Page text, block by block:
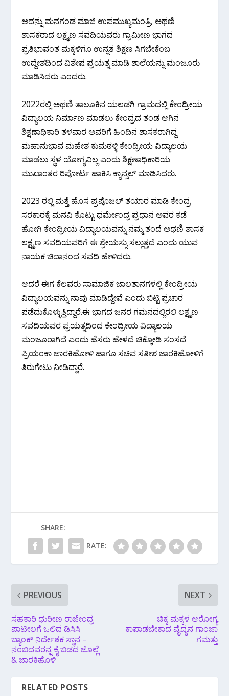
ಅದನ್ನು ಮನಗಂಡ ಮಾಜಿ ಉಪಮುಖ್ಯಮಂತ್ರಿ, ಅಥಣಿ
ಶಾಸಕರಾದ ಲಕ್ಷ್ಮಣ ಸವದಿಯವರು ಗ್ರಾಮೀಣ ಭಾಗದ
ಪ್ರತಿಭಾವಂತ ಮಕ್ಕಳಿಗೂ ಉನ್ನತ ಶಿಕ್ಷಣ ಸಿಗಬೇಕೆಂಬ
ಉದ್ದೇಶದಿಂದ ವಿಶೇಷ ಪ್ರಯತ್ನ ಮಾಡಿ ಶಾಲೆಯನ್ನು ಮಂಜೂರು
ಮಾಡಿಸಿದರು ಎಂದರು.
2022ರಲ್ಲಿ ಅಥಣಿ ತಾಲೂಕಿನ ಯಲಡಗಿ ಗ್ರಾಮದಲ್ಲಿ ಕೇಂದ್ರೀಯ
ವಿದ್ಯಾಲಯ ನಿರ್ಮಾಣ ಮಾಡಲು ಕೇಂದ್ರದ ತಂಡ ಆಗಿನ
ಶಿಕ್ಷಣಾಧಿಕಾರಿ ತಳವಾರ ಅವರಿಗೆ ಹಿಂದಿನ ಶಾಸಕರಾಗಿದ್ದ
ಮಹಾನುಭಾವ ಮಹೇಶ ಕುಮಠಳ್ಳಿ ಕೇಂದ್ರೀಯ ವಿದ್ಯಾಲಯ
ಮಾಡಲು ಸ್ಥಳ ಯೋಗ್ಯವಿಲ್ಲ ಎಂದು ಶಿಕ್ಷಣಾಧಿಕಾರಿಯ
ಮುಖಾಂತರ ರಿಪೋರ್ಟ ಹಾಕಿಸಿ ಕ್ಯಾನ್ಸಲ್ ಮಾಡಿಸಿದರು.
2023 ರಲ್ಲಿ ಮತ್ತೆ ಹೊಸ ಪ್ರಪೊಜಲ್ ತಯಾರ ಮಾಡಿ ಕೇಂದ್ರ
ಸರಕಾರಕ್ಕೆ ಮನವಿ ಕೊಟ್ಟು ಧರ್ಮೇಂದ್ರ ಪ್ರಧಾನ ಅವರ ಕಡೆ
ಹೋಗಿ ಕೇಂದ್ರೀಯ ವಿದ್ಯಾಲಯವನ್ನು ನಮ್ಮ ತಂದೆ ಅಥಣಿ ಶಾಸಕ
ಲಕ್ಷ್ಮಣ ಸವದಿಯವರಿಗೆ ಈ ಶ್ರೇಯಸ್ಸು ಸಲ್ಲುತ್ತದೆ ಎಂದು ಯುವ
ನಾಯಕ ಚಿದಾನಂದ ಸವದಿ ಹೇಳಿದರು.
ಆದರೆ ಈಗ ಕೆಲವರು ಸಾಮಾಜಿಕ ಜಾಲತಾನಗಳಲ್ಲಿ ಕೇಂದ್ರೀಯ
ವಿದ್ಯಾಲಯವನ್ನು ನಾವು ಮಾಡಿದ್ದೇವೆ ಎಂದು ಬಿಟ್ಟಿ ಪ್ರಚಾರ
ಪಡೆದುಕೊಳ್ಳುತ್ತಿದ್ದಾರೆ.ಈ ಭಾಗದ ಜನರ ಗಮನದಲ್ಲಿರಲಿ ಲಕ್ಷ್ಮಣ
ಸವದಿಯವರ ಪ್ರಯತ್ನದಿಂದ ಕೇಂದ್ರೀಯ ವಿದ್ಯಾಲಯ
ಮಂಜೂರಾಗಿದೆ ಎಂದು ಹೆಸರು ಹೇಳದೆ ಚಿಕ್ಕೋಡಿ ಸಂಸದೆ
ಪ್ರಿಯಂಕಾ ಜಾರಕಿಹೋಳಿ ಹಾಗೂ ಸಚಿವ ಸತೀಶ ಜಾರಕಿಹೋಳಿಗೆ
ತಿರುಗೇಟು ನೀಡಿದ್ದಾರೆ.
SHARE:
RATE:
PREVIOUS
ಸಹಕಾರಿ ಧುರೀಣ ರಾಜೇಂದ್ರ
ಪಾಟೀಲಗೆ ಒಲಿದ ಡಿಸಿಸಿ
ಬ್ಯಾಂಕ್‌ ನಿರ್ದೇಶಕ ಸ್ಥಾನ –
ನಂಬಿದವರನ್ನ ಕೈ ಬಿಡದ ಜೊಲ್ಲೆ
& ಜಾರಕಿಹೊಳಿ
NEXT
ಚಿಕ್ಕ ಮಕ್ಕಳ ಆರೋಗ್ಯ
ಕಾಪಾಡಬೇಕಾದ ವೈದ್ಯನ ಗಾಂಜಾ
ಗಮತ್ತು
RELATED POSTS